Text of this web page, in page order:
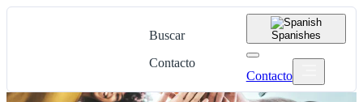
Buscar
Contacto
Spanishes
Contacto